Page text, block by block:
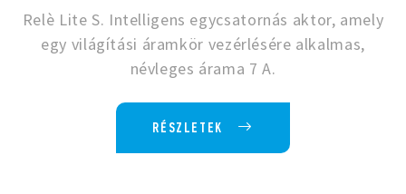
Relè Lite S. Intelligens egycsatornás aktor, amely
egy világítási áramkör vezérlésére alkalmas,
névleges árama 7 A.
RÉSZLETEK